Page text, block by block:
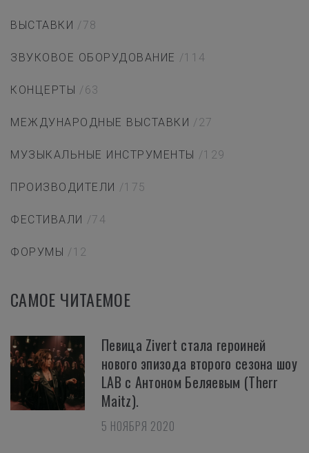
ВЫСТАВКИ /78
ЗВУКОВОЕ ОБОРУДОВАНИЕ /114
КОНЦЕРТЫ /63
МЕЖДУНАРОДНЫЕ ВЫСТАВКИ /27
МУЗЫКАЛЬНЫЕ ИНСТРУМЕНТЫ /129
ПРОИЗВОДИТЕЛИ /175
ФЕСТИВАЛИ /74
ФОРУМЫ /12
САМОЕ ЧИТАЕМОЕ
Певица Zivert стала героиней
нового эпизода второго сезона шоу
LAB с Антоном Беляевым (Therr
Maitz).
5 НОЯБРЯ 2020